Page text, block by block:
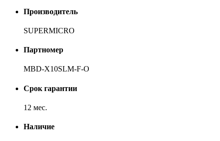
Производитель
SUPERMICRO
Партномер
MBD-X10SLM-F-O
Срок гарантии
12 мес.
Наличие